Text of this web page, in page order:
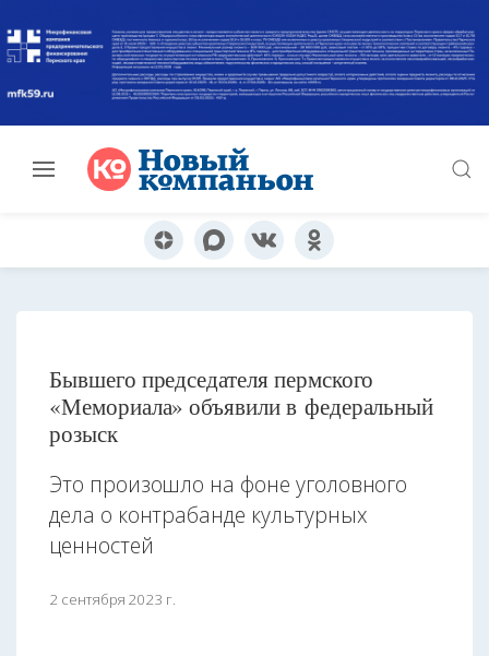
Бывшего председателя пермского
«Мемориала» объявили в федеральный
розыск
Это произошло на фоне уголовного
дела о контрабанде культурных
ценностей
2 сентября 2023 г.